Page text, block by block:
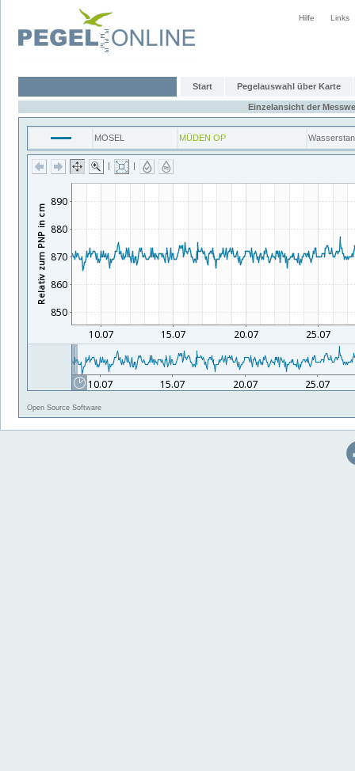
Hilfe Links
Start Pegelauswahl über Karte
Einzelansicht der
MOSEL MÜDEN OP
| |
Open Source Software